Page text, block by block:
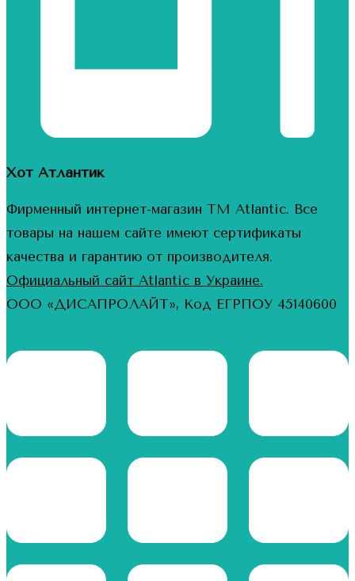
Хот Атлантик
Фирменный интернет-магазин ТМ Atlantic. Все
товары на нашем сайте имеют сертификаты
качества и гарантию от производителя.
Официальный сайт Atlantic в Украине.
ООО «ДИСАПРОЛАЙТ», Код ЕГРПОУ 45140600